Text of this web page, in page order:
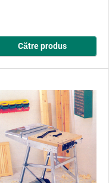
Către produs